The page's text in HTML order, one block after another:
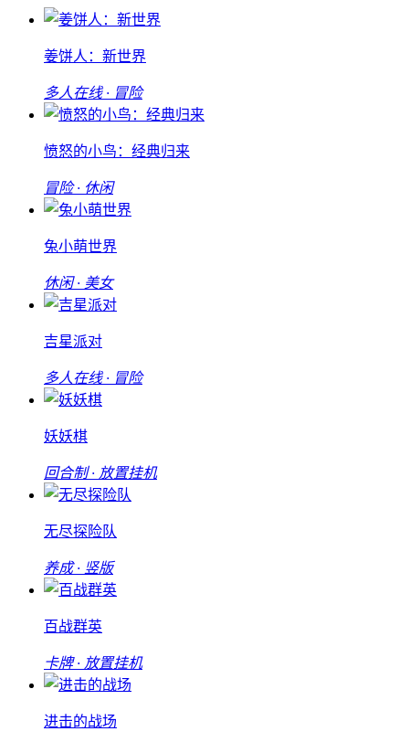
姜饼人：新世界
多人在线 · 冒险
愤怒的小鸟：经典归来
冒险 · 休闲
兔小萌世界
休闲 · 美女
吉星派对
多人在线 · 冒险
妖妖棋
回合制 · 放置挂机
无尽探险队
养成 · 竖版
百战群英
卡牌 · 放置挂机
进击的战场